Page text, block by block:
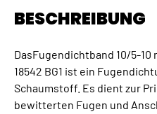
BESCHREIBUNG
DasFugendichtband 10/5-10
18542 BG1 ist ein
Schaumstoff. Es dient zur
bewitterten Fugen und